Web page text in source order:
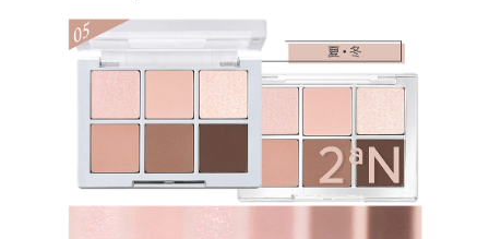
ン、メチコン、カオリン、ホウケイ酸（Ｃａ／Ａｌ）、ホウケイ酸
（Ｃａ／Ｎａ）、トリ（カプリル酸／カプリン酸）グリセリル、硫酸
Ｂａ、窒化ホウ素、ステアリン酸ジメチコノール、オクテニルコハク
酸デンプンＡｌ、トリエチルヘキサノイン、（ビニルジメチコン／メ
チコンシルセスキオキサン）クロスポリマー、赤２２６、黄４、カル
ミン、グンジョウ、黄５、マンガンバイオレット
★11：ジメチコン、マイカ、合成フルオロフロゴパイト、メタクリル
酸メチルクロスポリマー、ホウケイ酸（Ｃａ／チタン）、ジエチルヘ
キサン酸ネオペンチルグリコール、ラウリン酸ヘキシル、（ジメチコ
ン／ビニルジメチコン）クロスポリマー、ナイロン－１２、（セバシ
ン酸／イソパルミチン酸）ジグリセリル、セスキイソステアリン酸ソ